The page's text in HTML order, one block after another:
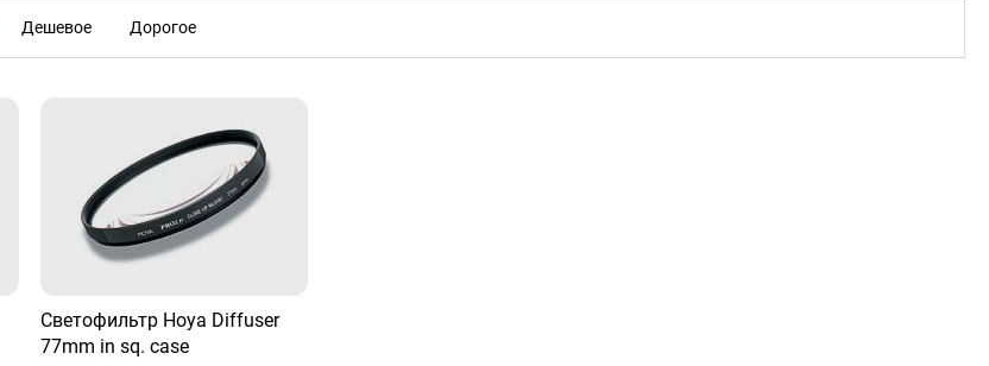
Дешевое Дорогое
Светофильтр Hoya Diffuser
77mm in sq. case